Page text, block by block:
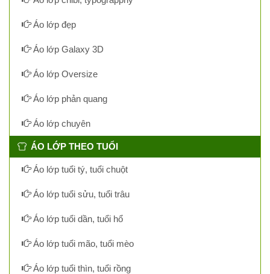
Áo lớp đẹp
Áo lớp Galaxy 3D
Áo lớp Oversize
Áo lớp phản quang
Áo lớp chuyên
ÁO LỚP THEO TUỔI
Áo lớp tuổi tý, tuổi chuột
Áo lớp tuổi sửu, tuổi trâu
Áo lớp tuổi dần, tuổi hổ
Áo lớp tuổi mão, tuổi mèo
Áo lớp tuổi thìn, tuổi rồng